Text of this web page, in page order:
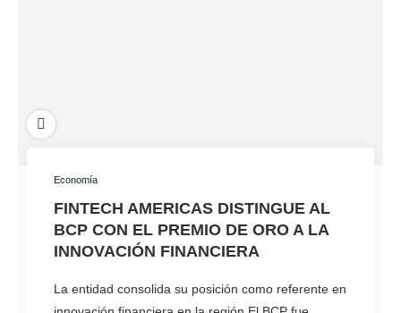
Economía
FINTECH AMERICAS DISTINGUE AL
BCP CON EL PREMIO DE ORO A LA
INNOVACIÓN FINANCIERA
La entidad consolida su posición como referente en